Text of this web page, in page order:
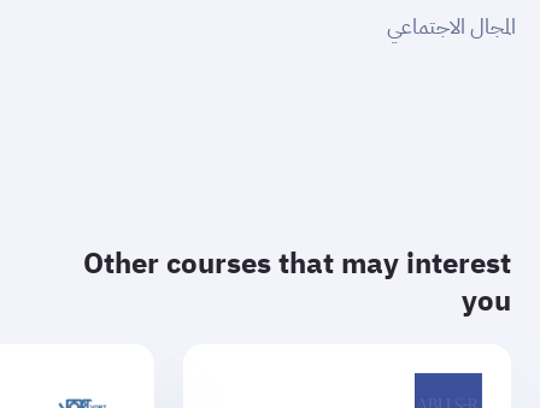
المجال الاجتماعي
Other courses that may interest
you